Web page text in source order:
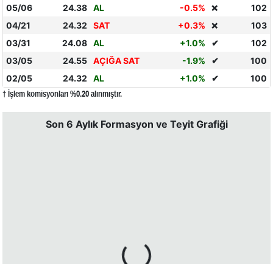
05/06
24.38 AL -0.5% ❌
102
04/21
24.32 SAT +0.3% ❌
103
03/31
24.08 AL +1.0% ✔
102
03/05
24.55 AÇIĞA SAT -1.9% ✔
100
02/05
24.32 AL +1.0% ✔ 100
† İşlem komisyonları %0.20 alınmıştır.
Son 6 Aylık Formasyon ve Teyit Grafiği